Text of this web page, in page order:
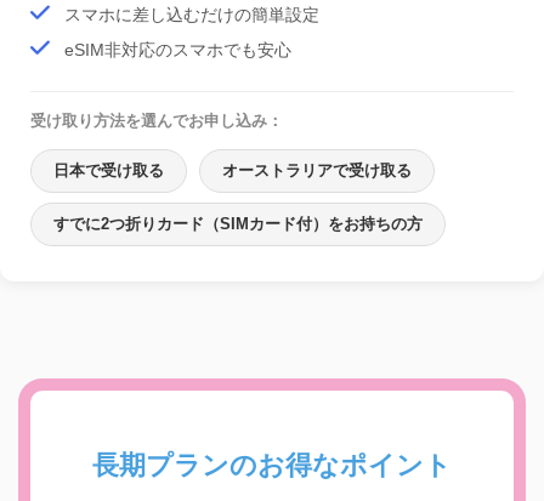
スマホに差し込むだけの簡単設定
eSIM非対応のスマホでも安心
受け取り方法を選んでお申し込み：
日本で受け取る オーストラリアで受け取る
すでに2つ折りカード（SIMカード付）をお持ちの方
長期プランのお得なポイント